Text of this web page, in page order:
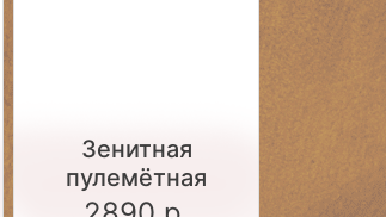
Зенитная
пулемётная
установка М4